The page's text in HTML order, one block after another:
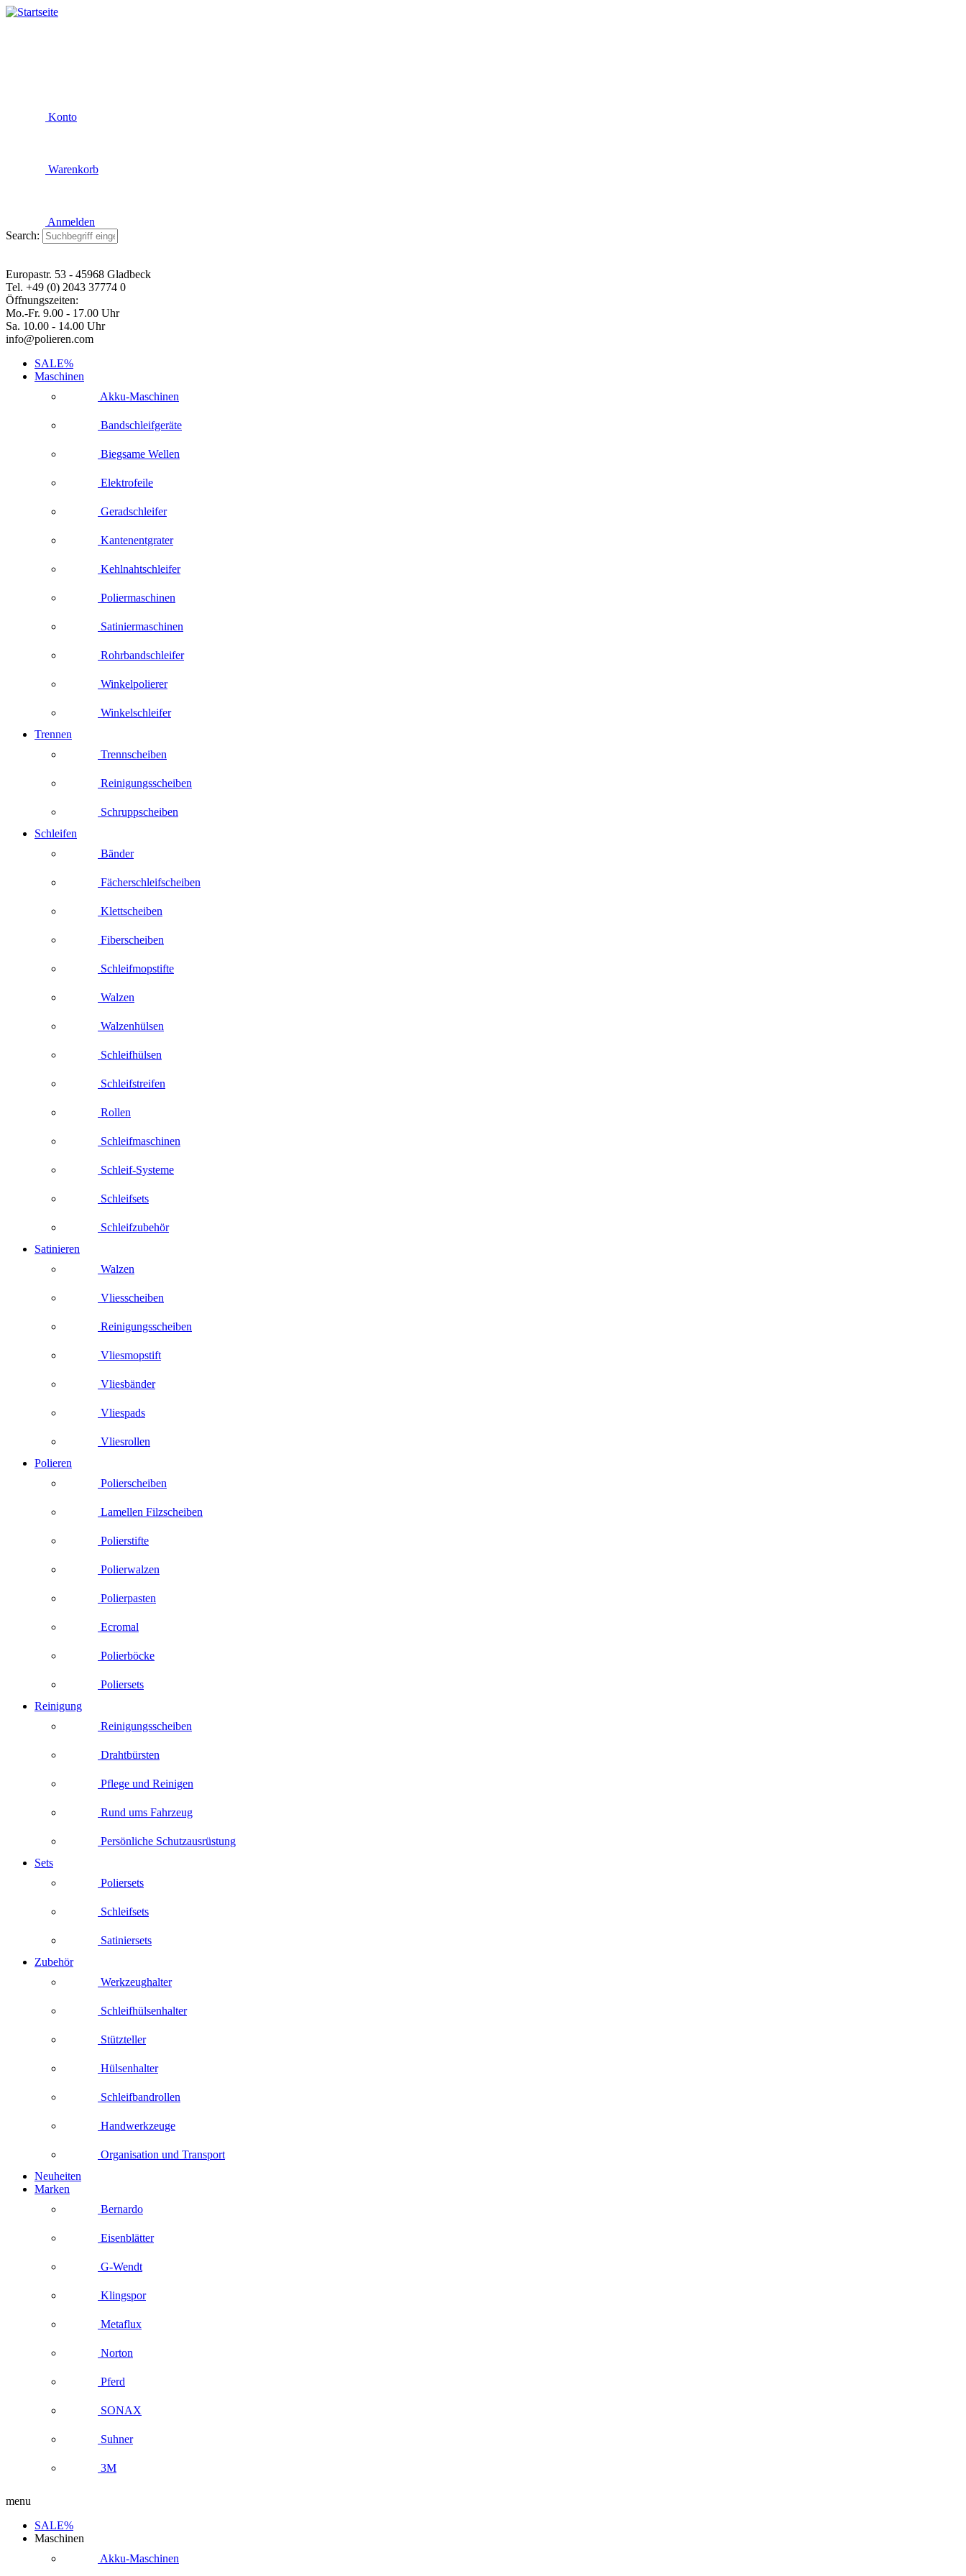
Konto
Warenkorb
Anmelden
Search:
Europastr. 53 - 45968 Gladbeck
Tel. +49 (0) 2043 37774 0
Öffnungszeiten:
Mo.-Fr. 9.00 - 17.00 Uhr
Sa. 10.00 - 14.00 Uhr
info@polieren.com
SALE%
Maschinen
Akku-Maschinen
Bandschleifgeräte
Biegsame Wellen
Elektrofeile
Geradschleifer
Kantenentgrater
Kehlnahtschleifer
Poliermaschinen
Satiniermaschinen
Rohrbandschleifer
Winkelpolierer
Winkelschleifer
Trennen
Trennscheiben
Reinigungsscheiben
Schruppscheiben
Schleifen
Bänder
Fächerschleifscheiben
Klettscheiben
Fiberscheiben
Schleifmopstifte
Walzen
Walzenhülsen
Schleifhülsen
Schleifstreifen
Rollen
Schleifmaschinen
Schleif-Systeme
Schleifsets
Schleifzubehör
Satinieren
Walzen
Vliesscheiben
Reinigungsscheiben
Vliesmopstift
Vliesbänder
Vliespads
Vliesrollen
Polieren
Polierscheiben
Lamellen Filzscheiben
Polierstifte
Polierwalzen
Polierpasten
Ecromal
Polierböcke
Poliersets
Reinigung
Reinigungsscheiben
Drahtbürsten
Pflege und Reinigen
Rund ums Fahrzeug
Persönliche Schutzausrüstung
Sets
Poliersets
Schleifsets
Satiniersets
Zubehör
Werkzeughalter
Schleifhülsenhalter
Stützteller
Hülsenhalter
Schleifbandrollen
Handwerkzeuge
Organisation und Transport
Neuheiten
Marken
Bernardo
Eisenblätter
G-Wendt
Klingspor
Metaflux
Norton
Pferd
SONAX
Suhner
3M
menu
SALE%
Maschinen
Akku-Maschinen